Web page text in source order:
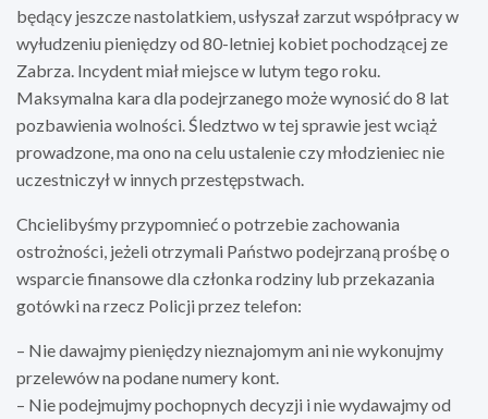
będący jeszcze nastolatkiem, usłyszał zarzut współpracy w
wyłudzeniu pieniędzy od 80-letniej kobiet pochodzącej ze
Zabrza. Incydent miał miejsce w lutym tego roku.
Maksymalna kara dla podejrzanego może wynosić do 8 lat
pozbawienia wolności. Śledztwo w tej sprawie jest wciąż
prowadzone, ma ono na celu ustalenie czy młodzieniec nie
uczestniczył w innych przestępstwach.
Chcielibyśmy przypomnieć o potrzebie zachowania
ostrożności, jeżeli otrzymali Państwo podejrzaną prośbę o
wsparcie finansowe dla członka rodziny lub przekazania
gotówki na rzecz Policji przez telefon:
– Nie dawajmy pieniędzy nieznajomym ani nie wykonujmy
przelewów na podane numery kont.
– Nie podejmujmy pochopnych decyzji i nie wydawajmy od